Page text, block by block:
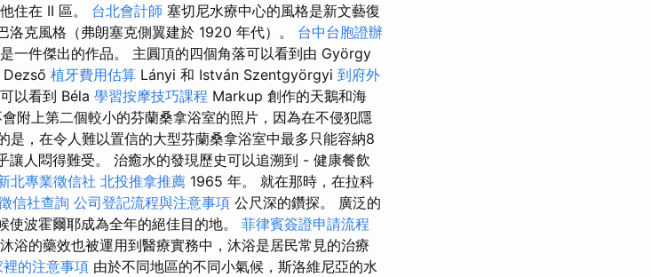
住在 II 區。 台北會計師 塞切尼水療中心的風格是新文藝復
克風格（弗朗塞克側翼建於 1920 年代）。 台中台胞證辦
一件傑出的作品。 主圓頂的四個角落可以看到由 György
Dezső 植牙費用估算 Lányi 和 István Szentgyörgyi 到府外
以看到 Béla 學習按摩技巧課程 Markup 創作的天鵝和海
附上第二個較小的芬蘭桑拿浴室的照片，因為在不侵犯隱
是，在令人難以置信的大型芬蘭桑拿浴室中最多只能容納8
讓人悶得難受。 治癒水的發現歷史可以追溯到 - 健康餐飲
北專業徵信社 北投推拿推薦 1965 年。 就在那時，在拉科
信社查詢 公司登記流程與注意事項 公尺深的鑽探。 廣泛的
波霍爾耶成為全年的絕佳目的地。 菲律賓簽證申請流程
浴的藥效也被運用到醫療實務中，沐浴是居民常見的治療
的注意事項 由於不同地區的不同小氣候，斯洛維尼亞的水